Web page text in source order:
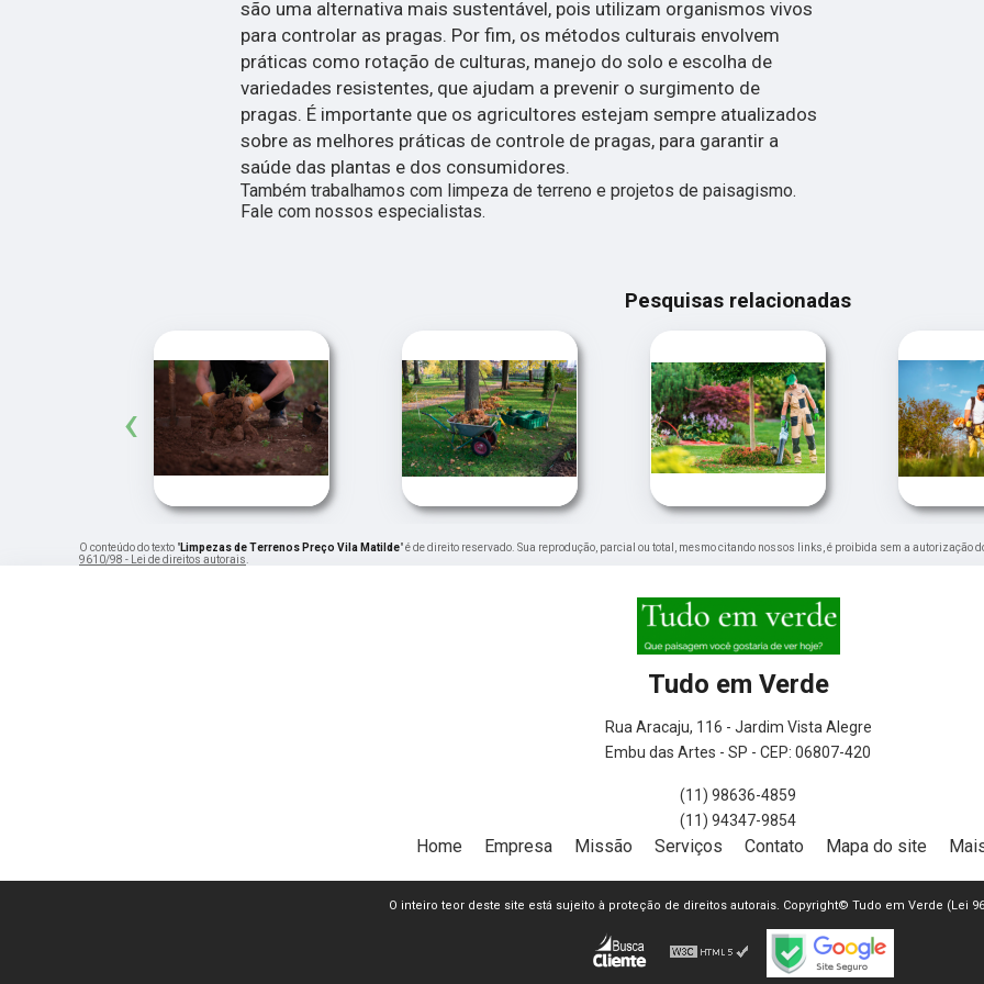
são uma alternativa mais sustentável, pois utilizam organismos vivos
para controlar as pragas. Por fim, os métodos culturais envolvem
práticas como rotação de culturas, manejo do solo e escolha de
variedades resistentes, que ajudam a prevenir o surgimento de
pragas. É importante que os agricultores estejam sempre atualizados
sobre as melhores práticas de controle de pragas, para garantir a
saúde das plantas e dos consumidores.
Também trabalhamos com limpeza de terreno e projetos de paisagismo.
Fale com nossos especialistas.
Pesquisas relacionadas
‹
O conteúdo do texto "Limpezas de Terrenos Preço Vila Matilde" é de direito reservado. Sua reprodução, parcial ou total, mesmo citando nossos links, é proibida sem a autorização
9610/98 - Lei de direitos autorais
Tudo em Verde
Rua Aracaju, 116 - Jardim Vista Alegre
Embu das Artes - SP - CEP: 06807-420
(11) 98636-4859
(11) 94347-9854
Home Empresa Missão Serviços Contato Mapa do site
O inteiro teor deste site está sujeito à proteção de direitos autorais. Copyright© Tudo em Verde (Lei